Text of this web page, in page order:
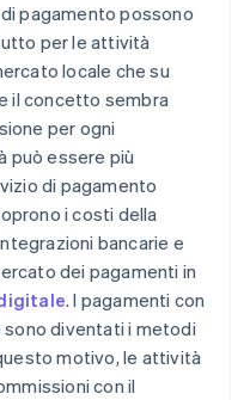
clienti
pagamento possono
per le attività
locale che su
il concetto sembra
per ogni
può essere più
di pagamento
i costi della
bancarie e
dei pagamenti in
. I pagamenti con
diventati i metodi
motivo, le attività
con il